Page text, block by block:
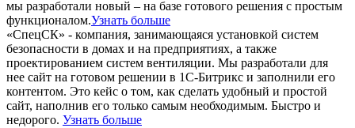
мы разработали новый – на базе готового решения с простым
функционалом.Узнать больше
«СпецСК» - компания, занимающаяся установкой систем
безопасности в домах и на предприятиях, а также
проектированием систем вентиляции. Мы разработали для
нее сайт на готовом решении в 1С-Битрикс и заполнили его
контентом. Это кейс о том, как сделать удобный и простой
сайт, наполнив его только самым необходимым. Быстро и
недорого. Узнать больше